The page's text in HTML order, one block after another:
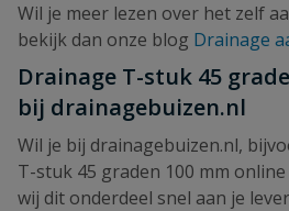
Wil je meer lezen over het zelf
bekijk dan onze blog Drainage
Drainage T-stuk 45
bij drainagebuizen.nl
Wil je bij drainagebuizen.nl,
T-stuk 45 graden 100 mm
wij dit onderdeel snel aan je